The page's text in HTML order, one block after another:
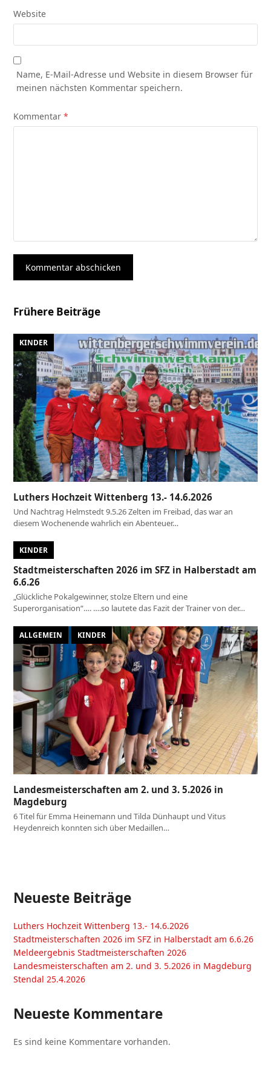
Website
Name, E-Mail-Adresse und Website in diesem Browser für
meinen nächsten Kommentar speichern.
Kommentar*
Frühere Beiträge
KINDER
Luthers Hochzeit Wittenberg 13.- 14.6.2026
Und Nachtrag Helmstedt 9.5.26 Zelten im Freibad, das war an
diesem Wochenende wahrlich ein Abenteuer…
KINDER
Stadtmeisterschaften 2026 im SFZ in Halberstadt am
6.6.26
„Glückliche Pokalgewinner, stolze Eltern und eine
Superorganisation“…. ….so lautete das Fazit der Trainer von der…
ALLGEMEIN KINDER
Landesmeisterschaften am 2. und 3. 5.2026 in
Magdeburg
6 Titel für Emma Heinemann und Tilda Dünhaupt und Vitus
Heydenreich konnten sich über Medaillen…
Neueste Beiträge
Luthers Hochzeit Wittenberg 13.- 14.6.2026
Stadtmeisterschaften 2026 im SFZ in Halberstadt am 6.6.26
Meldeergebnis Stadtmeisterschaften 2026
Landesmeisterschaften am 2. und 3. 5.2026 in Magdeburg
Stendal 25.4.2026
Neueste Kommentare
Es sind keine Kommentare vorhanden.